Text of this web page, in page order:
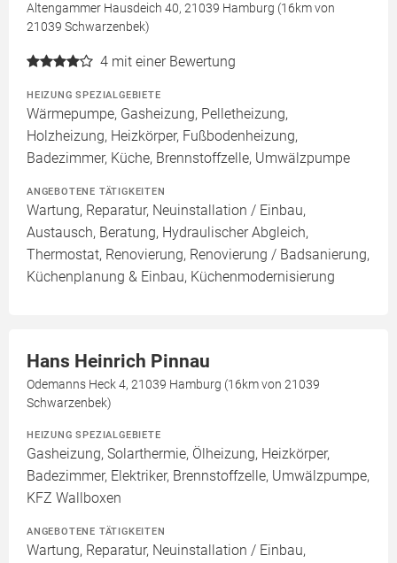
Altengammer Hausdeich 40, 21039 Hamburg (16km von
21039 Schwarzenbek)
4 mit einer Bewertung
HEIZUNG SPEZIALGEBIETE
Wärmepumpe, Gasheizung, Pelletheizung,
Holzheizung, Heizkörper, Fußbodenheizung,
Badezimmer, Küche, Brennstoffzelle, Umwälzpumpe
ANGEBOTENE TÄTIGKEITEN
Wartung, Reparatur, Neuinstallation / Einbau,
Austausch, Beratung, Hydraulischer Abgleich,
Thermostat, Renovierung, Renovierung / Badsanierung,
Küchenplanung & Einbau, Küchenmodernisierung
Hans Heinrich Pinnau
Odemanns Heck 4, 21039 Hamburg (16km von 21039
Schwarzenbek)
HEIZUNG SPEZIALGEBIETE
Gasheizung, Solarthermie, Ölheizung, Heizkörper,
Badezimmer, Elektriker, Brennstoffzelle, Umwälzpumpe,
KFZ Wallboxen
ANGEBOTENE TÄTIGKEITEN
Wartung, Reparatur, Neuinstallation / Einbau,